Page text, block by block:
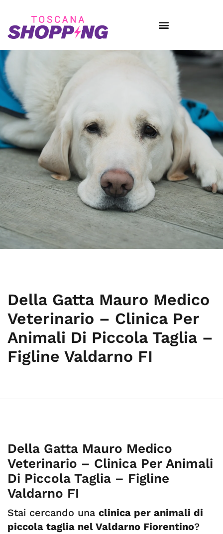
Della Gatta Mauro Medico
Veterinario – Clinica Per
Animali Di Piccola Taglia –
Figline Valdarno FI
Della Gatta Mauro Medico
Veterinario – Clinica Per Animali
Di Piccola Taglia – Figline
Valdarno FI
Stai cercando una clinica per animali di
piccola taglia nel Valdarno Fiorentino?